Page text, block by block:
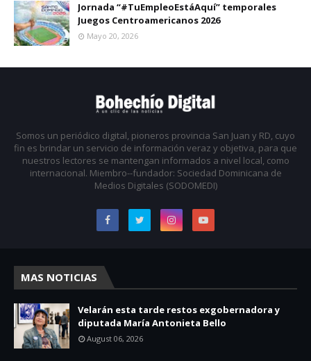
Jornada “#TuEmpleoEstáAquí” temporales
Juegos Centroamericanos 2026
Mayo 20, 2026
Somos un periódico digital, pioneros provincia San Juan y RD, cuyo
fin es brindar un servicio de información veraz y objetiva, para que
nuestros lectores se mantengan informados a nivel local, como
internacional. Miembro--fundador: Sociedad Dominicana de
Medios Digitales (SODOMEDI)
MAS NOTICIAS
Velarán esta tarde restos exgobernadora y
diputada María Antonieta Bello
August 06, 2026